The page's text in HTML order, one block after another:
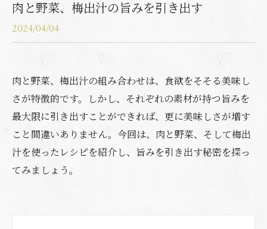
肉と野菜、梅出汁の旨みを引き出す
2024/04/04
肉と野菜、梅出汁の組み合わせは、食欲をそそる美味し
さが特徴的です。しかし、それぞれの素材が持つ旨みを
最大限に引き出すことができれば、更に美味しさが増す
こと間違いありません。今回は、肉と野菜、そして梅出
汁を使ったレシピを紹介し、旨みを引き出す秘密を探っ
てみましょう。